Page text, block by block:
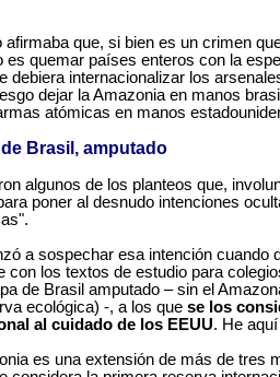
afirmaba que, si bien es un crimen
es quemar países enteros con la
debiera internacionalizar los
dejar la Amazonia en manos
atómicas en manos
de Brasil, amputado
algunos de los planteos que,
poner al desnudo intenciones
a sospechar esa intención cuando
con los textos de estudio para
de Brasil amputado – sin el
ecológica) -, a los que se los
al cuidado de los EEUU. He
es una extensión de más de tres